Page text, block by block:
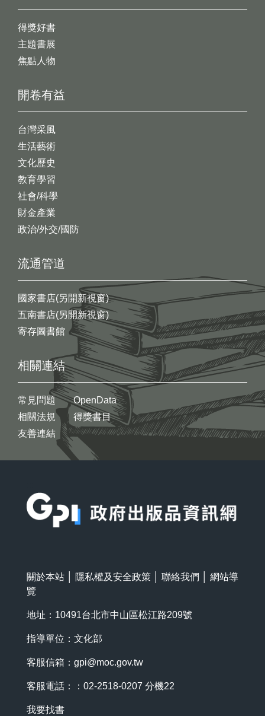
開卷有益
台灣采風
生活藝術
文化歷史
教育學習
社會/科學
財金產業
政治/外交/國防
得獎好書
主題書展
焦點人物
流通管道
國家書店(另開新視窗)
五南書店(另開新視窗)
寄存圖書館
相關連結
常見問題
相關法規
友善連結
OpenData
得獎書目
關於本站 隱私權及安全政策 聯絡我們
網站導
覽
地址：10491台北市中山區松江路209號
指導單位：文化部
客服信箱： gpi@moc.gov.tw
客服電話：：02-2518-0207 分機22
我要找書